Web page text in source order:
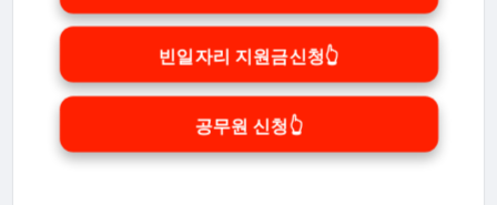
빈일자리 지원금신청👆
공무원 신청👆